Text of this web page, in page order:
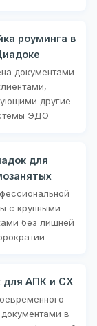
роуминга в
документами
другие
ЭДО
для
с крупными
без лишней
для АПК и СХ
в